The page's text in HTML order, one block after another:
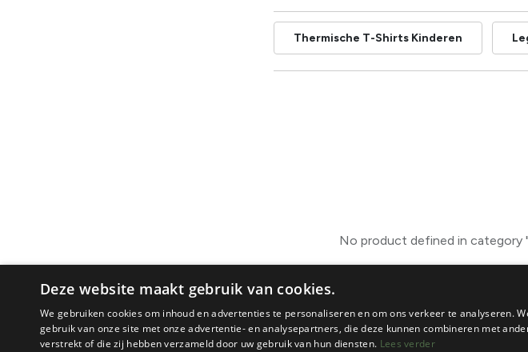
Thermische T-Shirts Kinderen
No product defined in category "
Deze website maakt gebruik van cookies.
We gebruiken cookies om inhoud en advertenties te personaliseren en om ons verkeer te analyseren.
gebruik van onze site met onze advertentie- en analysepartners, die deze kunnen combineren met
verstrekt of die zij hebben verzameld door uw gebruik van hun diensten. Lees verder